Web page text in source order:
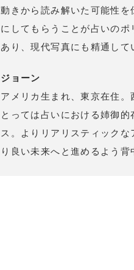
動きから読み解いた可能性
にしてもらうことが占いの
あり、現代写真にも精通して
ジョーン
アメリカ生まれ、東京在住
とっては占いにおける姉御
ス。よりリアリスティック
り良い未来へと進めるよう背